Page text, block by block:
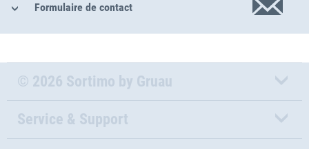
Formulaire de contact
© 2026 Sortimo by Gruau
Service & Support